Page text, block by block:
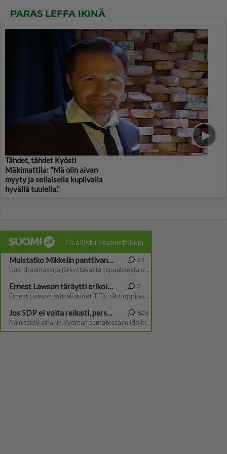
PARAS LEFFA IKINÄ
Tähdet, tähdet Kyösti
Mäkimattila: "Mä olin aivan
myyty ja sellaisella kuplivalla
hyvällä tuulella."